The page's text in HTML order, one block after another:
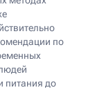
по
питания до